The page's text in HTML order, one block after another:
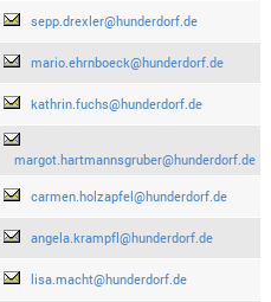
sepp.drexler@hunderdorf.de
mario.ehrnboeck@hunderdorf.de
kathrin.fuchs@hunderdorf.de
margot.hartmannsgruber@hunderdorf.de
carmen.holzapfel@hunderdorf.de
angela.krampfl@hunderdorf.de
lisa.macht@hunderdorf.de